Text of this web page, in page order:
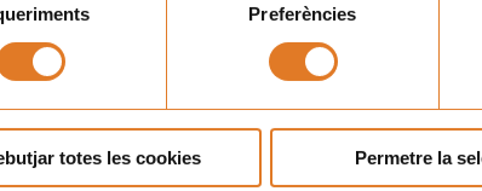
Preferències
totes les cookies Permetre la
adicional
Guitarra